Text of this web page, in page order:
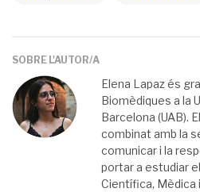
SOBRE L'AUTOR/A
Elena Lapaz és
Biomèdiques a la
Barcelona (UAB).
combinat amb la
comunicar i la
portar a estudiar
Científica, Mèdica